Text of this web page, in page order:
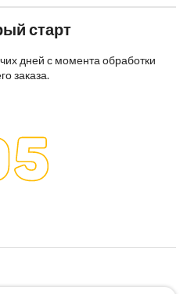
старт
дней с момента обработки
заказа.